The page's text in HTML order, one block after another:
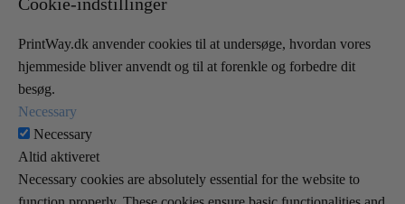
PrintWay.dk anvender cookies til at undersøge, hvordan vores
hjemmeside bliver anvendt og til at forenkle og forbedre dit
besøg.
Necessary
Necessary
Altid aktiveret
Necessary cookies are absolutely essential for the website to